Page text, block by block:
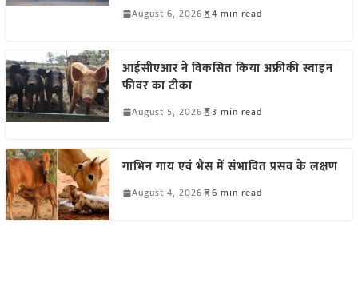
August 6, 2026 4 min read
आईसीएआर ने विकसित किया अफ्रीकी स्वाइन
फीवर का टीका
August 5, 2026 3 min read
गाभिन गाय एवं भैंस में संभावित प्रसव के लक्षण
August 4, 2026 6 min read